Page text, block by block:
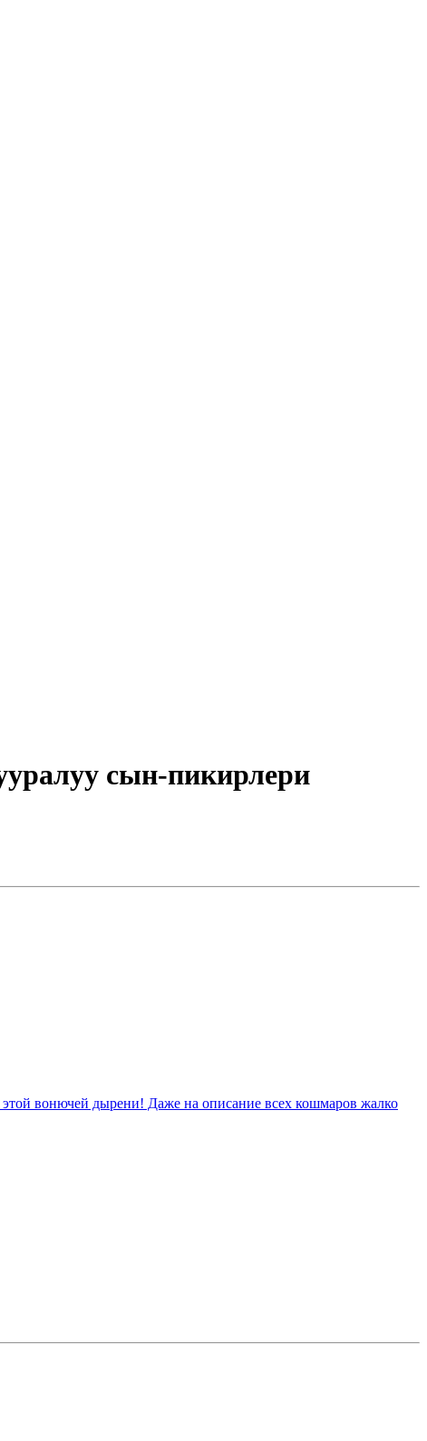
сын-пикирлери
этой вонючей дырени! Даже на описание всех кошмаров жалко